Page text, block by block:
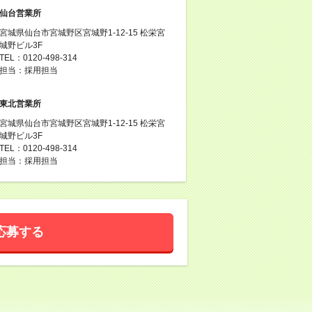
台営業所
城県仙台市宮城野区宮城野1-12-15 松栄宮
野ビル3F
：0120-498-314
当：採用担当
北営業所
城県仙台市宮城野区宮城野1-12-15 松栄宮
野ビル3F
：0120-498-314
当：採用担当
募する